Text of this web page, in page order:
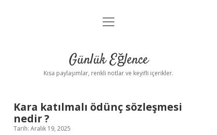
Anasayfa
Yasal Uyarı
menüyü
Günlük Eğlence
Kısa paylaşımlar, renkli notlar ve keyifli içerikler.
Kara katılmalı ödünç sözleşmesi
nedir ?
Tarih: Aralık 19, 2025